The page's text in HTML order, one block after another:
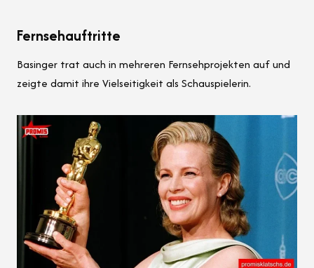
Fernsehauftritte
Basinger trat auch in mehreren Fernsehprojekten auf und
zeigte damit ihre Vielseitigkeit als Schauspielerin.